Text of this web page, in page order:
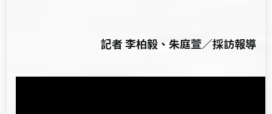
記者 李柏毅、朱庭萱／採訪報導